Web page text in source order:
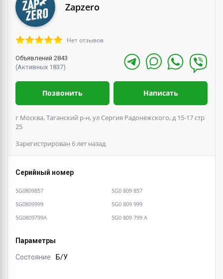
Zapzero
Нет отзывов
Объявлений 2843
(Активных 1837)
Позвонить Написать
г Москва, Таганский р-н, ул Сергия Радонежского, д 15-17 стр
25
Зарегистрирован 6 лет назад
Серийный номер
5G0809857
5G0 809 857
5G0809999
5G0 809 999
5G0809799A
5G0 809 799 A
Параметры
Состояние Б/У